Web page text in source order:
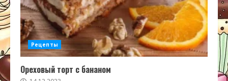
Рецепты
Ореховый торт с бананом